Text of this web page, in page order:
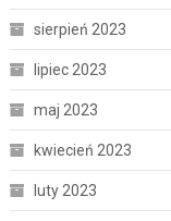
sierpień 2023
lipiec 2023
maj 2023
kwiecień 2023
luty 2023